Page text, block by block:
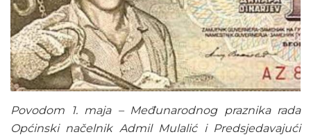
Povodom 1. maja – Međunarodnog praznika rada
Općinski načelnik Admil Mulalić i Predsjedavajući